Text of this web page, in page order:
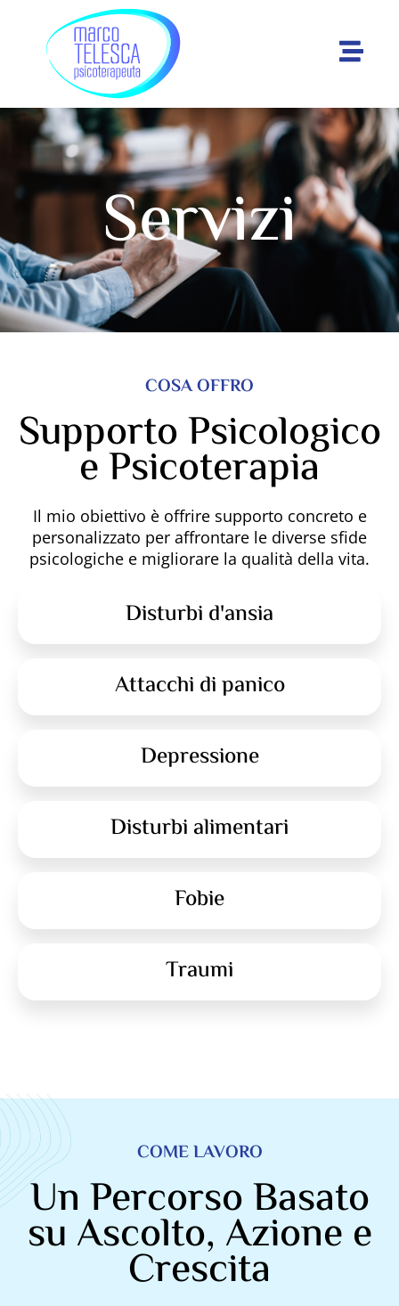
Servizi
COSA OFFRO
Supporto Psicologico
e Psicoterapia
Il mio obiettivo è offrire supporto concreto e
personalizzato per affrontare le diverse sfide
psicologiche e migliorare la qualità della vita.
Disturbi d'ansia
Attacchi di panico
Depressione
Disturbi alimentari
Fobie
Traumi
COME LAVORO
Un Percorso Basato
su Ascolto, Azione e
Crescita